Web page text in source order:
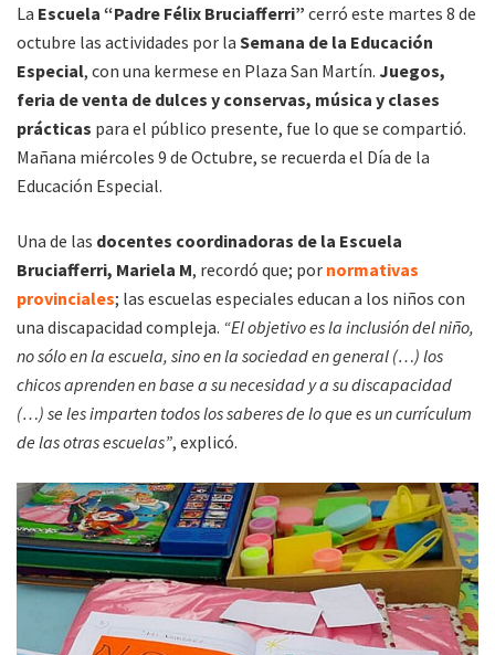
La Escuela “Padre Félix Bruciafferri” cerró este martes 8 de
octubre las actividades por la Semana de la Educación
Especial, con una kermese en Plaza San Martín. Juegos,
feria de venta de dulces y conservas, música y clases
prácticas para el público presente, fue lo que se compartió.
Mañana miércoles 9 de Octubre, se recuerda el Día de la
Educación Especial.
Una de las docentes coordinadoras de la Escuela
Bruciafferri, Mariela M, recordó que; por normativas
provinciales; las escuelas especiales educan a los niños con
una discapacidad compleja. “El objetivo es la inclusión del niño,
no sólo en la escuela, sino en la sociedad en general (…) los
chicos aprenden en base a su necesidad y a su discapacidad
(…) se les imparten todos los saberes de lo que es un currículum
de las otras escuelas”, explicó.